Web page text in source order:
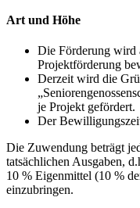
Art und Höhe
Die Förderung wird
Projektförderung
Derzeit wird die
je Projekt gefördert.
Der
Die Zuwendung beträgt
tatsächlichen Ausgaben,
10 % Eigenmittel (10 %
einzubringen.